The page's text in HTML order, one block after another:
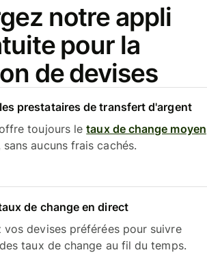
notre appli
pour la
de devises
prestataires de transfert d'argent
toujours letaux de change moyen
sans aucuns frais cachés.
de change en direct
vos devises préférées pour suivre
taux de change au fil du temps.